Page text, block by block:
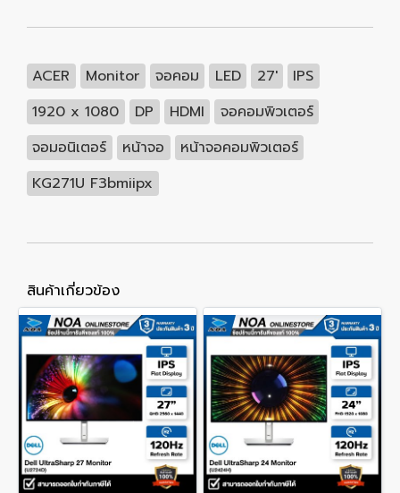
ACER Monitor จอคอม LED 27'
IPS
1920 x 1080
DP HDMI
จอคอมพิวเตอร์
จอมอนิเตอร์
หน้าจอ
หน้าจอคอมพิวเตอร์
KG271U F3bmiipx
สินค้าเกี่ยวข้อง